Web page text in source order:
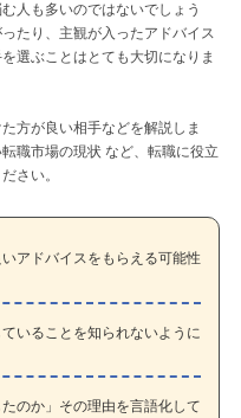
人も多いのではないでしょう
たり、主観が入ったアドバイス
選ぶことはとても大切になりま
方が良い相手などを解説しま
職市場の現状 など、転職に役立
さい。
アドバイスをもらえる可能性
いることを知られないように
のか」その理由を言語化して